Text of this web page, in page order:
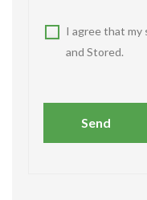
I agree that my
and Stored.
Send